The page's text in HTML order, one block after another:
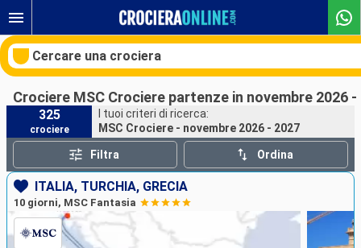
Cercare una crociera
Le nostre destinazioni
Mesi di partenza
Porti Compagnie
Crociere MSC Crociere partenze in novembre 2026 -
325
crociere
I tuoi criteri di ricerca:
MSC Crociere - novembre 2026 - 2027
Filtra Ordina
ITALIA, TURCHIA, GRECIA
10 giorni, MSC Fantasia